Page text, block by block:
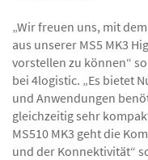
„Wir freuen uns, mit
aus unserer MS5 MK3
vorstellen zu können“
bei 4logistic. „Es bietet
und Anwendungen
gleichzeitig sehr
MS510 MK3 geht die
und der Konnektivität“